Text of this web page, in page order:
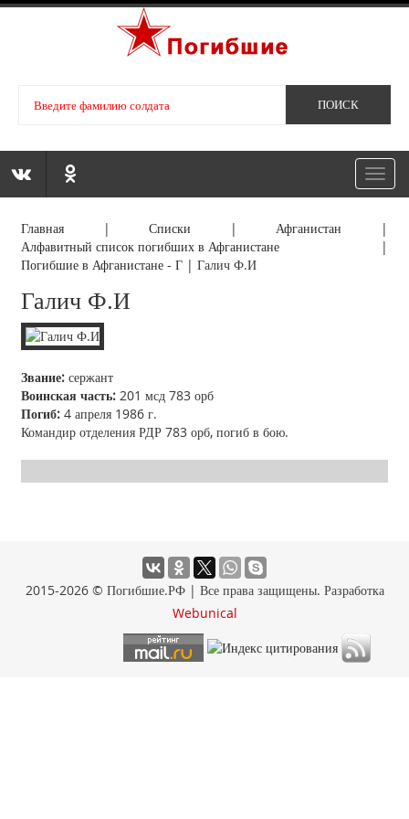
Главная |Списки | Афганистан |
Алфавитный список погибших в Афганистане |
Погибшие в Афганистане - Г |Галич Ф.И
Галич Ф.И
Звание: сержант
Воинская часть: 201 мсд 783 орб
Погиб: 4 апреля 1986 г.
Командир отделения РДР 783 орб, погиб в бою.
2015-2026 © Погибшие.РФ | Все права защищены. Разработка
Webunical